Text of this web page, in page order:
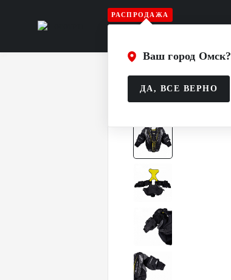
РАСПРОДАЖА
Ваш город Омск?
ДА, ВСЕ ВЕРНО
Главная Каталог Вратарь